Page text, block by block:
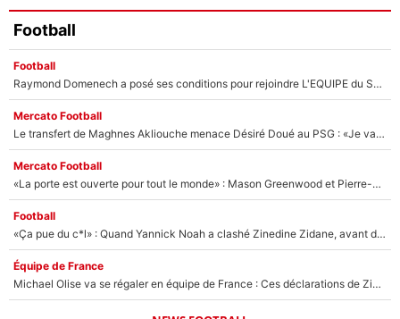
Football
Football
Raymond Domenech a posé ses conditions pour rejoindre L'EQUIPE du Soir : Il refuse de faire l'émission avec un autre chroniqueur !
Mercato Football
Le transfert de Maghnes Akliouche menace Désiré Doué au PSG : «Je valide à 200%»
Mercato Football
«La porte est ouverte pour tout le monde» : Mason Greenwood et Pierre-Emerick Aubameyang ont quitté l'OM, Amine Gouiri balance sur la suite du mercato et sur la réaction du vestiaire !
Football
«Ça pue du c*l» : Quand Yannick Noah a clashé Zinedine Zidane, avant de se faire recadrer par le nouveau sélectionneur de l'équipe de France !
Équipe de France
Michael Olise va se régaler en équipe de France : Ces déclarations de Zinedine Zidane qui prouvent qu'il va tout miser sur la star du Bayern Munich !